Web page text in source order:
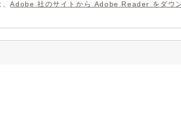
、Adobe 社のサイトから Adobe Reader をダウ